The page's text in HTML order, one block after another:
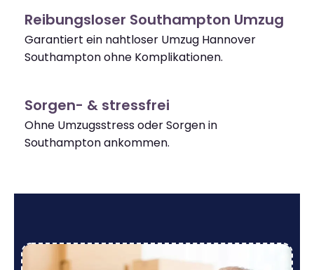
Reibungsloser Southampton Umzug
Garantiert ein nahtloser Umzug Hannover
Southampton ohne Komplikationen.
Sorgen- & stressfrei
Ohne Umzugsstress oder Sorgen in
Southampton ankommen.